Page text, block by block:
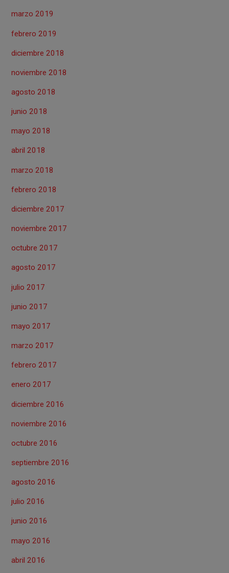
marzo 2019
febrero 2019
diciembre 2018
noviembre 2018
agosto 2018
junio 2018
mayo 2018
abril 2018
marzo 2018
febrero 2018
diciembre 2017
noviembre 2017
octubre 2017
agosto 2017
julio 2017
junio 2017
mayo 2017
marzo 2017
febrero 2017
enero 2017
diciembre 2016
noviembre 2016
octubre 2016
septiembre 2016
agosto 2016
julio 2016
junio 2016
mayo 2016
abril 2016